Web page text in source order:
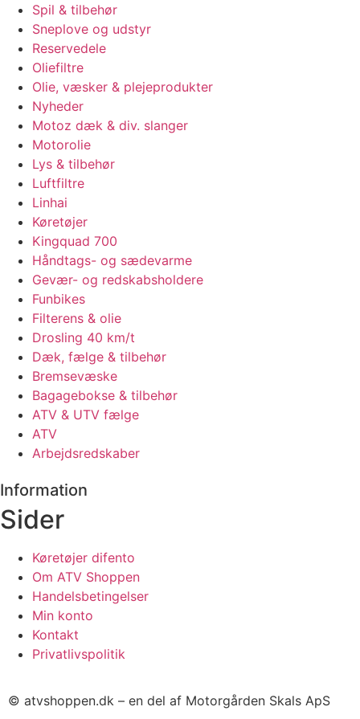
Spil & tilbehør
Sneplove og udstyr
Reservedele
Oliefiltre
Olie, væsker & plejeprodukter
Nyheder
Motoz dæk & div. slanger
Motorolie
Lys & tilbehør
Luftfiltre
Linhai
Køretøjer
Kingquad 700
Håndtags- og sædevarme
Gevær- og redskabsholdere
Funbikes
Filterens & olie
Drosling 40 km/t
Dæk, fælge & tilbehør
Bremsevæske
Bagagebokse & tilbehør
ATV & UTV fælge
ATV
Arbejdsredskaber
Information
Sider
Køretøjer difento
Om ATV Shoppen
Handelsbetingelser
Min konto
Kontakt
Privatlivspolitik
© atvshoppen.dk – en del af Motorgården Skals ApS